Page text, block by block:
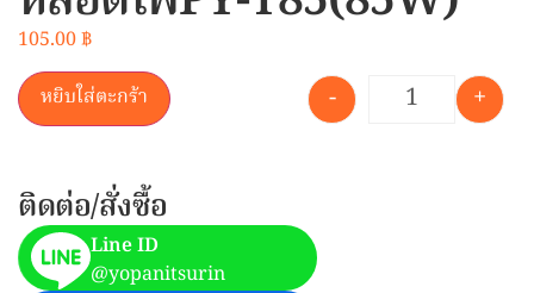
105.00฿
- +
หยิบใส่ตะกร้า
ติดต่อ/สั่งซื้อ
Line ID
@yopanitsurin